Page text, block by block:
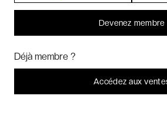
Voyages inoubliables
Devenez membre
Déjà membre ?
Accédez aux
Marketing? Vous pouvez toujours modifier ou
Je refuse C'est bon.